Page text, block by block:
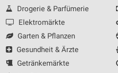
Drogerie & Parfümerie
Elektromärkte
Garten & Pflanzen
Gesundheit & Ärzte
Getränkemärkte